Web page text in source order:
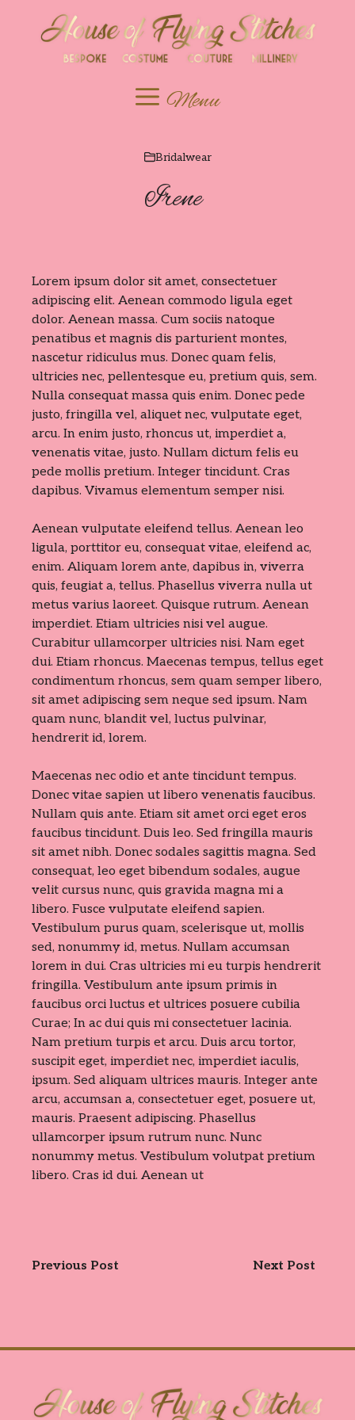
content
Menu
Bridalwear
Irene
Lorem ipsum dolor sit amet, consectetuer
adipiscing elit. Aenean commodo ligula eget
dolor. Aenean massa. Cum sociis natoque
penatibus et magnis dis parturient montes,
nascetur ridiculus mus. Donec quam felis,
ultricies nec, pellentesque eu, pretium quis, sem.
Nulla consequat massa quis enim. Donec pede
justo, fringilla vel, aliquet nec, vulputate eget,
arcu. In enim justo, rhoncus ut, imperdiet a,
venenatis vitae, justo. Nullam dictum felis eu
pede mollis pretium. Integer tincidunt. Cras
dapibus. Vivamus elementum semper nisi.
Aenean vulputate eleifend tellus. Aenean leo
ligula, porttitor eu, consequat vitae, eleifend ac,
enim. Aliquam lorem ante, dapibus in, viverra
quis, feugiat a, tellus. Phasellus viverra nulla ut
metus varius laoreet. Quisque rutrum. Aenean
imperdiet. Etiam ultricies nisi vel augue.
Curabitur ullamcorper ultricies nisi. Nam eget
dui. Etiam rhoncus. Maecenas tempus, tellus eget
condimentum rhoncus, sem quam semper libero,
sit amet adipiscing sem neque sed ipsum. Nam
quam nunc, blandit vel, luctus pulvinar,
hendrerit id, lorem.
Maecenas nec odio et ante tincidunt tempus.
Donec vitae sapien ut libero venenatis faucibus.
Nullam quis ante. Etiam sit amet orci eget eros
faucibus tincidunt. Duis leo. Sed fringilla mauris
sit amet nibh. Donec sodales sagittis magna. Sed
consequat, leo eget bibendum sodales, augue
velit cursus nunc, quis gravida magna mi a
libero. Fusce vulputate eleifend sapien.
Vestibulum purus quam, scelerisque ut, mollis
sed, nonummy id, metus. Nullam accumsan
lorem in dui. Cras ultricies mi eu turpis hendrerit
fringilla. Vestibulum ante ipsum primis in
faucibus orci luctus et ultrices posuere cubilia
Curae; In ac dui quis mi consectetuer lacinia.
Nam pretium turpis et arcu. Duis arcu tortor,
suscipit eget, imperdiet nec, imperdiet iaculis,
ipsum. Sed aliquam ultrices mauris. Integer ante
arcu, accumsan a, consectetuer eget, posuere ut,
mauris. Praesent adipiscing. Phasellus
ullamcorper ipsum rutrum nunc. Nunc
nonummy metus. Vestibulum volutpat pretium
libero. Cras id dui. Aenean ut
Previous Post Next Post